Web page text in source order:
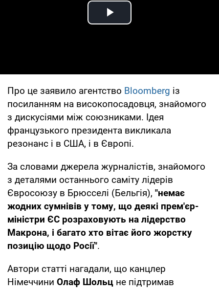
Play Video
Про це заявило агентство Bloomberg із
посиланням на високопосадовця, знайомого
з дискусіями між союзниками. Ідея
французького президента викликала
резонанс і в США, і в Європі.
За словами джерела журналістів, знайомого
з деталями останнього саміту лідерів
Євросоюзу в Брюсселі (Бельгія), "немає
жодних сумнівів у тому, що деякі прем'єр-
міністри ЄС розраховують на лідерство
Макрона, і багато хто вітає його жорстку
позицію щодо Росії".
Автори статті нагадали, що канцлер
Німеччини Олаф Шольц не підтримав